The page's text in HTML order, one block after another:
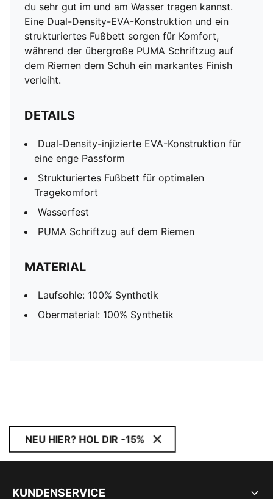
du sehr gut im und am Wasser tragen kannst.
Eine Dual-Density-EVA-Konstruktion und ein
strukturiertes Fußbett sorgen für Komfort,
während der übergroße PUMA Schriftzug auf
dem Riemen dem Schuh ein markantes Finish
verleiht.
DETAILS
Dual-Density-injizierte EVA-Konstruktion für
eine enge Passform
Strukturiertes Fußbett für optimalen
Tragekomfort
Wasserfest
PUMA Schriftzug auf dem Riemen
MATERIAL
Laufsohle: 100% Synthetik
Obermaterial: 100% Synthetik
NEU HIER? HOL DIR -15%
KUNDENSERVICE